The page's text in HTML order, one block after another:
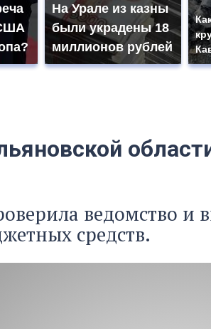
На Урале из казны
были украдены 18
миллионов рублей
ведомство и
средств.